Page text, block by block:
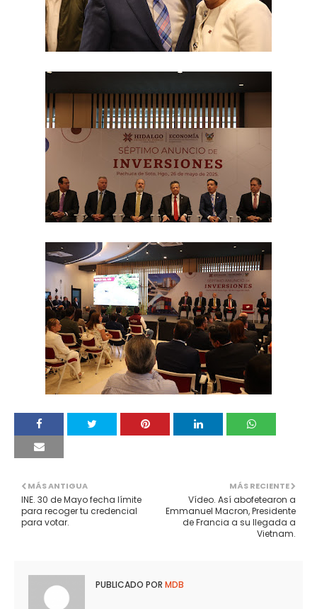
MÁS RECIENTE
Vídeo. Así abofetearon a
Emmanuel Macron, Presidente
de Francia a su llegada a
Vietnam.
MÁS ANTIGUA
INE. 30 de Mayo fecha límite
para recoger tu credencial
para votar.
PUBLICADO POR MDB